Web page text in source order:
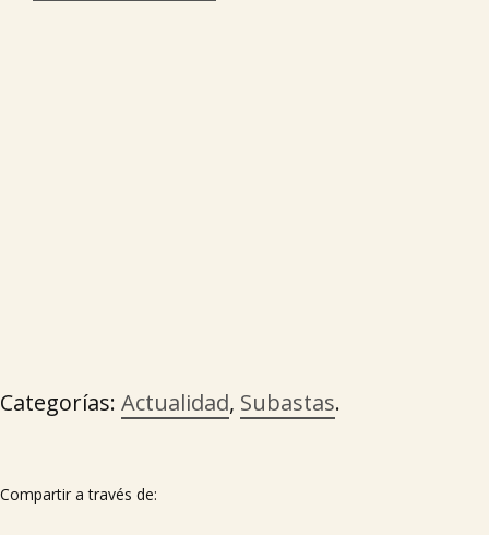
Categorías: Actualidad, Subastas.
Compartir a través de: